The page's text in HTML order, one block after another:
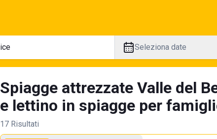
Seleziona date
Spiagge attrezzate Valle del
e lettino in spiagge per
17 Risultati